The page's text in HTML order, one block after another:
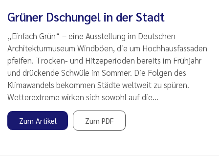
Grüner Dschungel in der Stadt
„Einfach Grün“ – eine Ausstellung im Deutschen
Architekturmuseum Windböen, die um Hochhausfassaden
pfeifen. Trocken- und Hitzeperioden bereits im Frühjahr
und drückende Schwüle im Sommer. Die Folgen des
Klimawandels bekommen Städte weltweit zu spüren.
Wetterextreme wirken sich sowohl auf die…
Zum Artikel Zum PDF